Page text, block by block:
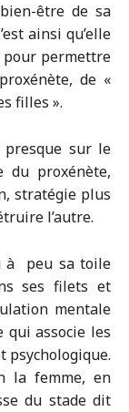
être de sa
ainsi qu’elle
pour permettre
de «
filles ».
presque sur le
du proxénète,
stratégie plus
l’autre.
à peu sa toile
ses filets et
mentale
qui associe les
psychologique.
la femme, en
du stade dit